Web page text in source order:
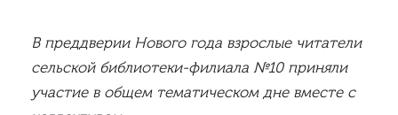
В преддверии Нового года взрослые читатели
сельской библиотеки-филиала №10 приняли
участие в общем тематическом дне вместе с